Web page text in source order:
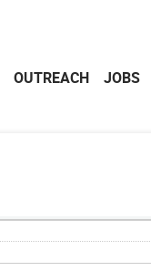
OUTREACH JOBS